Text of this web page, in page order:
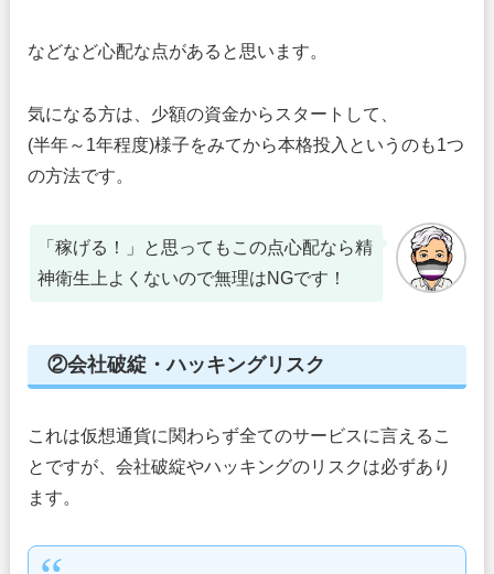
などなど心配な点があると思います。
気になる方は、少額の資金からスタートして、
(半年～1年程度)様子をみてから本格投入というのも1つ
の方法です。
「稼げる！」と思ってもこの点心配なら精
神衛生上よくないので無理はNGです！
②会社破綻・ハッキングリスク
これは仮想通貨に関わらず全てのサービスに言えるこ
とですが、会社破綻やハッキングのリスクは必ずあり
ます。